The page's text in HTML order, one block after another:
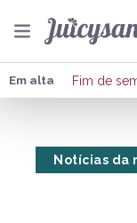
Em alta Fim de
Notícias da